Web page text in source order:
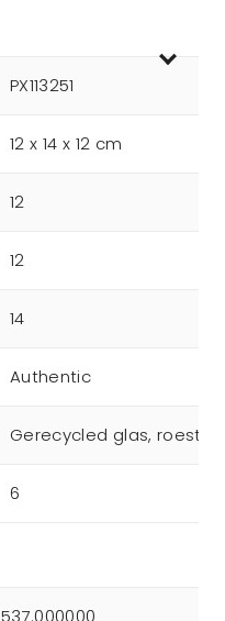
PX113251
12 x 14 x 12 cm
12
12
14
Authentic
Gerecycled glas,
6
537.000000